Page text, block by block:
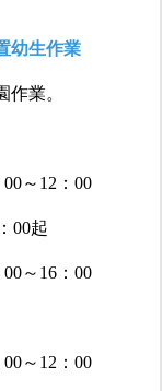
幼生作業
作業。
～12：00
00起
～16：00
～12：00